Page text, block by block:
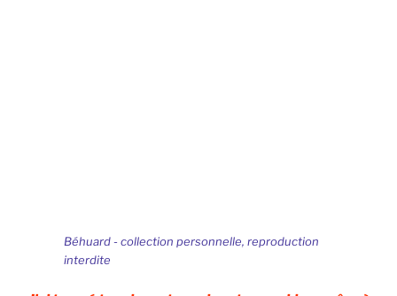
Béhuard - collection personnelle, reproduction
interdite